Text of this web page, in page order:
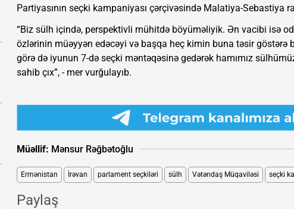
Partiyasının seçki kampaniyası çərçivəsində Malatiya-Sebastiya
“Biz sülh içində, perspektivli mühitdə böyüməliyik. Ən vacibi isə
özlərinin müəyyən edəcəyi və başqa heç kimin buna təsir göstərə
görə də iyunun 7-də seçki məntəqəsinə gedərək hamımız
sahib çıx”, - mer vurğulayıb.
Müəllif: Mənsur Rəğbətoğlu
Ermənistan İrəvan parlament seçkiləri sülh Vətəndaş Müqaviləsi seçki
Paylaş